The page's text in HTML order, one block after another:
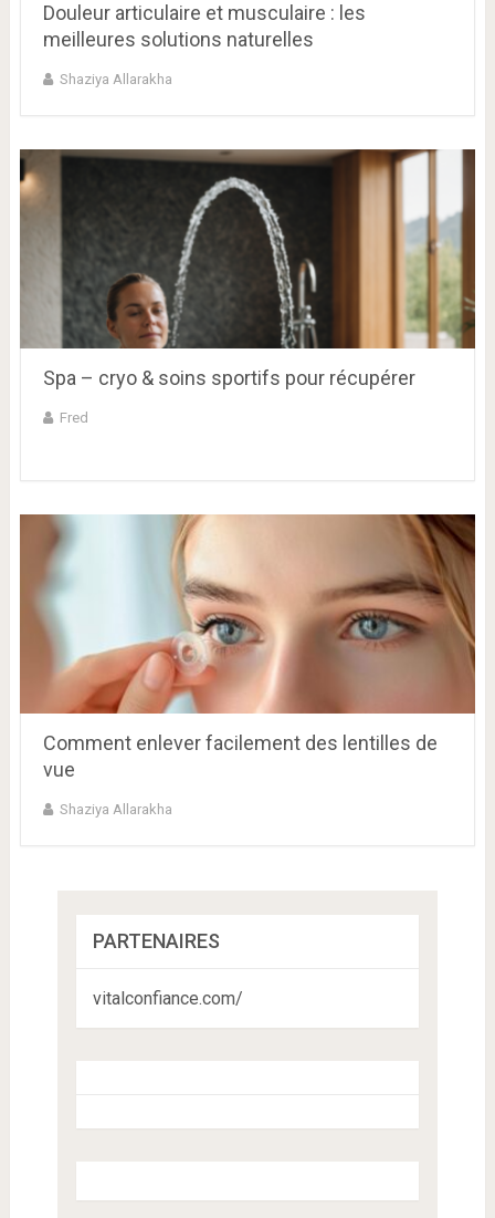
Douleur articulaire et musculaire : les
meilleures solutions naturelles
Shaziya Allarakha
Spa – cryo & soins sportifs pour récupérer
Fred
Comment enlever facilement des lentilles de
vue
Shaziya Allarakha
PARTENAIRES
vitalconfiance.com/